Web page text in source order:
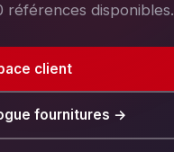
références disponibles.
client
fournitures →